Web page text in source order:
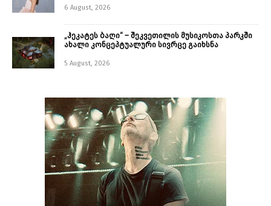
6 August, 2026
„ჰეკატეს ბაღი“ – შეკვეთილის მუსიკოსთა პარკში
ახალი კონცეპტუალური სივრცე გაიხსნა ￼
5 August, 2026